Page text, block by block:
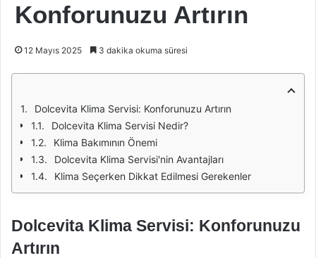
Konforunuzu Artırın
12 Mayıs 2025 3 dakika okuma süresi
Dolcevita Klima Servisi: Konforunuzu Artırın
Dolcevita Klima Servisi Nedir?
Klima Bakımının Önemi
Dolcevita Klima Servisi'nin Avantajları
Klima Seçerken Dikkat Edilmesi Gerekenler
Dolcevita Klima Servisi: Konforunuzu
Artırın